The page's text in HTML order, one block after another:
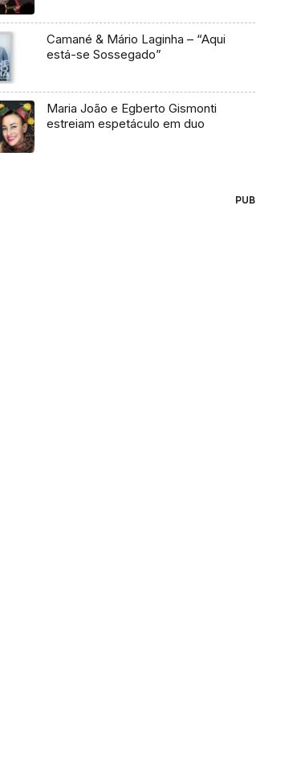
Camané & Mário Laginha – “Aqui
está-se Sossegado”
Maria João e Egberto Gismonti
estreiam espetáculo em duo
PUB